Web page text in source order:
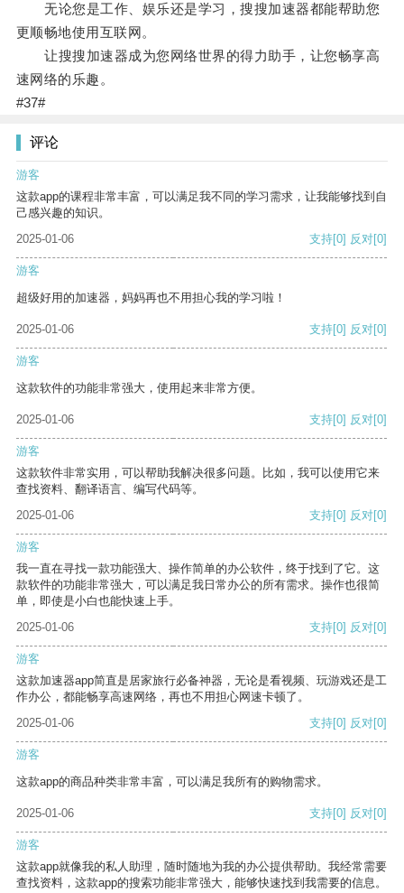
无论您是工作、娱乐还是学习，搜搜加速器都能帮助您
更顺畅地使用互联网。
让搜搜加速器成为您网络世界的得力助手，让您畅享高
速网络的乐趣。
#37#
评论
游客
这款app的课程非常丰富，可以满足我不同的学习需求，让我能够找到自
己感兴趣的知识。
2025-01-06
支持[0] 反对[0]
游客
超级好用的加速器，妈妈再也不用担心我的学习啦！
2025-01-06 支持[0] 反对[0]
游客
这款软件的功能非常强大，使用起来非常方便。
2025-01-06 支持[0] 反对[0]
游客
这款软件非常实用，可以帮助我解决很多问题。比如，我可以使用它来
查找资料、翻译语言、编写代码等。
2025-01-06
支持[0] 反对[0]
游客
我一直在寻找一款功能强大、操作简单的办公软件，终于找到了它。这
款软件的功能非常强大，可以满足我日常办公的所有需求。操作也很简
单，即使是小白也能快速上手。
2025-01-06
支持[0] 反对[0]
游客
这款加速器app简直是居家旅行必备神器，无论是看视频、玩游戏还是工
作办公，都能畅享高速网络，再也不用担心网速卡顿了。
2025-01-06
支持[0] 反对[0]
游客
这款app的商品种类非常丰富，可以满足我所有的购物需求。
2025-01-06 支持[0] 反对[0]
游客
这款app就像我的私人助理，随时随地为我的办公提供帮助。我经常需要
查找资料，这款app的搜索功能非常强大，能够快速找到我需要的信息。